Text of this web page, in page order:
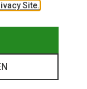
Site.